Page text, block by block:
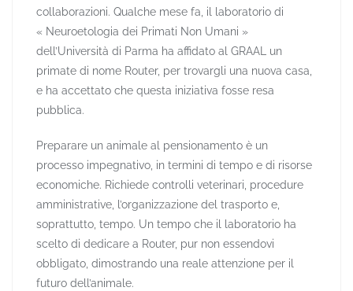
collaborazioni. Qualche mese fa, il laboratorio di
« Neuroetologia dei Primati Non Umani »
dell’Università di Parma ha affidato al GRAAL un
primate di nome Router, per trovargli una nuova casa,
e ha accettato che questa iniziativa fosse resa
pubblica.
Preparare un animale al pensionamento è un
processo impegnativo, in termini di tempo e di risorse
economiche. Richiede controlli veterinari, procedure
amministrative, l’organizzazione del trasporto e,
soprattutto, tempo. Un tempo che il laboratorio ha
scelto di dedicare a Router, pur non essendovi
obbligato, dimostrando una reale attenzione per il
futuro dell’animale.